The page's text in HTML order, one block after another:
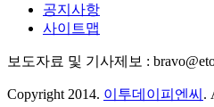
공지사항
사이트맵
보도자료 및 기사제보 :
Copyright 2014. 이투데이피엔씨 .